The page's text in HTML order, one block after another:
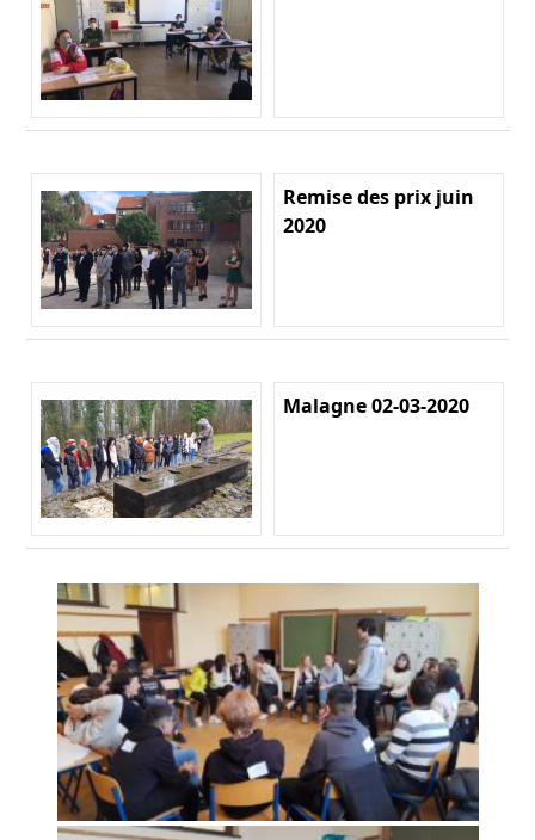
Remise des prix juin
2020
Malagne 02-03-2020